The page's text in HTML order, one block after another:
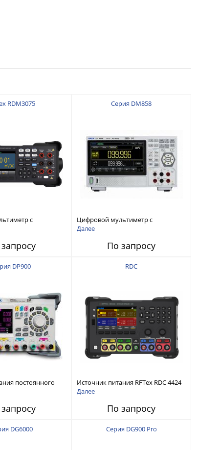
RDM3075
с
½
Серия DM858
Цифровой мультиметр с
разрядностью 5½ и
host, LAN и Web control
Далее
По запросу
DP900
постоянного
до 210 Вт
RDC
Источник питания RFTex RDC 4424
4 канала, 32 В/3.2 А
Далее
По запросу
DG6000 Серия DG900 Pro